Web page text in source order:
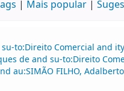
Mais popular
to:Direito Comercial and
de and su-to:Direito
au:SIMÃO FILHO,